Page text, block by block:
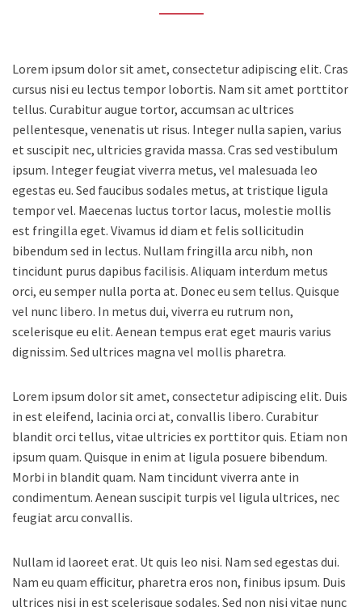
Lorem ipsum dolor sit amet, consectetur adipiscing elit. Cras
cursus nisi eu lectus tempor lobortis. Nam sit amet porttitor
tellus. Curabitur augue tortor, accumsan ac ultrices
pellentesque, venenatis ut risus. Integer nulla sapien, varius
et suscipit nec, ultricies gravida massa. Cras sed vestibulum
ipsum. Integer feugiat viverra metus, vel malesuada leo
egestas eu. Sed faucibus sodales metus, at tristique ligula
tempor vel. Maecenas luctus tortor lacus, molestie mollis
est fringilla eget. Vivamus id diam et felis sollicitudin
bibendum sed in lectus. Nullam fringilla arcu nibh, non
tincidunt purus dapibus facilisis. Aliquam interdum metus
orci, eu semper nulla porta at. Donec eu sem tellus. Quisque
vel nunc libero. In metus dui, viverra eu rutrum non,
scelerisque eu elit. Aenean tempus erat eget mauris varius
dignissim. Sed ultrices magna vel mollis pharetra.
Lorem ipsum dolor sit amet, consectetur adipiscing elit. Duis
in est eleifend, lacinia orci at, convallis libero. Curabitur
blandit orci tellus, vitae ultricies ex porttitor quis. Etiam non
ipsum quam. Quisque in enim at ligula posuere bibendum.
Morbi in blandit quam. Nam tincidunt viverra ante in
condimentum. Aenean suscipit turpis vel ligula ultrices, nec
feugiat arcu convallis.
Nullam id laoreet erat. Ut quis leo nisi. Nam sed egestas dui.
Nam eu quam efficitur, pharetra eros non, finibus ipsum. Duis
ultrices nisi in est scelerisque sodales. Sed non nisi vitae nunc